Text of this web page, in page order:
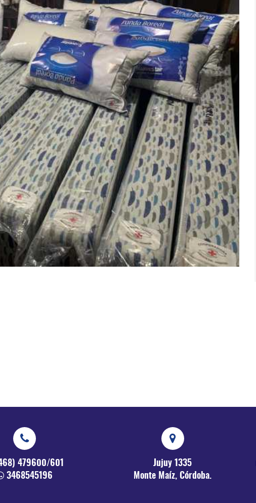
479600/601
3468545196
Jujuy 1335
Monte Maíz, Córdoba.